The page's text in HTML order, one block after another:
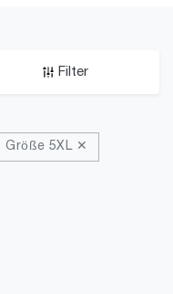
Filter
Größe 5XL ✕